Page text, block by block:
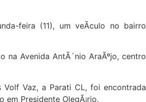
feira (11), um veÃ­culo no bairro
Avenida AntÃ´nio AraÃºjo, centro
Vaz, a Parati CL, foi encontrada
em Presidente OlegÃ¡rio.